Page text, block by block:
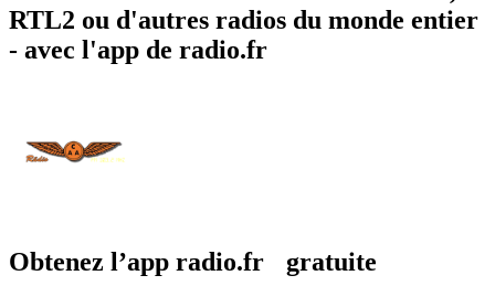
RTL2 ou d'autres radios du monde entier
- avec l'app de radio.fr
Obtenez l’app radio.fr gratuite